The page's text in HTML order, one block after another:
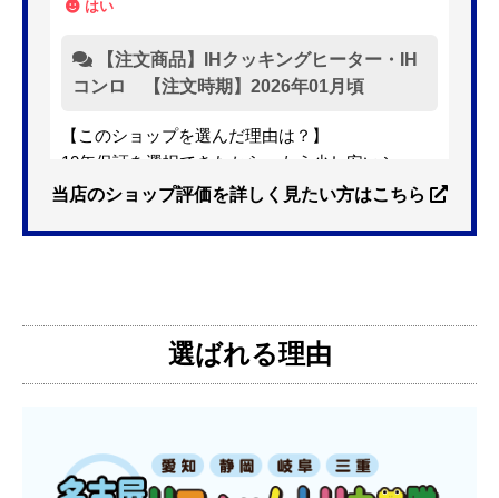
はい
【注文商品】IHクッキングヒーター・IH
コンロ 【注文時期】2026年01月頃
【このショップを選んだ理由は？】
10年保証を選択できたから。もう少し安いショッ
プも有ったが、5年保証しかなかった。
【その他感想・コメント】
ものおきものおきさん
2025年12月26日 18:45
当店のショップ評価を詳しく見たい方はこちら
選ばれる理由